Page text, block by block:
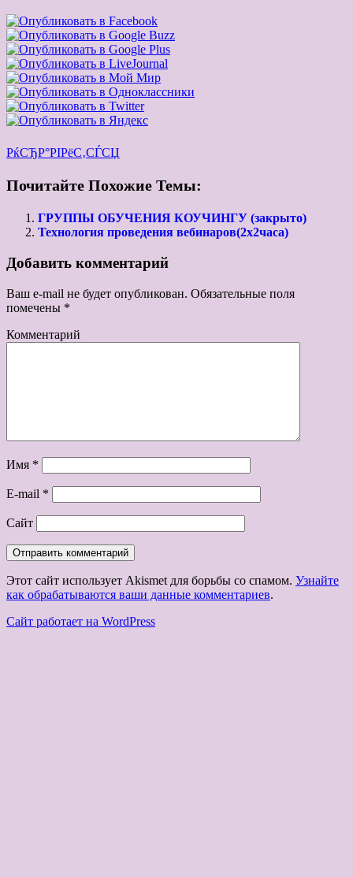
РќСЂР°РІРёС‚СЃСЏ
Почитайте Похожие Темы:
ГРУППЫ ОБУЧЕНИЯ КОУЧИНГУ (закрыто)
Технология проведения вебинаров(2х2часа)
Добавить комментарий
Ваш e-mail не будет опубликован. Обязательные поля
помечены *
Комментарий
Имя *
E-mail *
Сайт
Этот сайт использует Akismet для борьбы со спамом. Узнайте
как обрабатываются ваши данные комментариев.
Сайт работает на WordPress